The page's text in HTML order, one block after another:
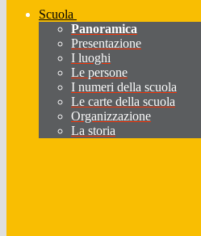
Scuola
Panoramica
Presentazione
I luoghi
Le persone
I numeri della scuola
Le carte della scuola
Organizzazione
La storia